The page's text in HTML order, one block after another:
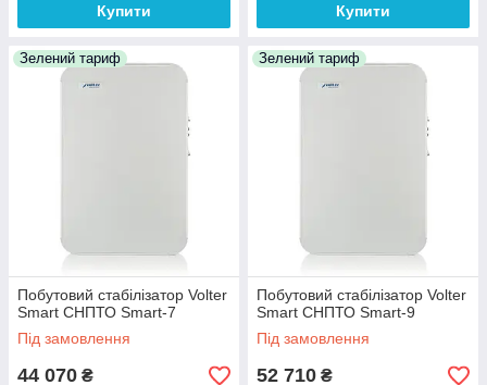
Купити Купити
Зелений тариф
Побутовий стабілізатор Volter
Smart СНПТО Smart-7
Під замовлення
44 070 ₴
Зелений тариф
Побутовий стабілізатор Volter
Smart СНПТО Smart-9
Під замовлення
52 710 ₴